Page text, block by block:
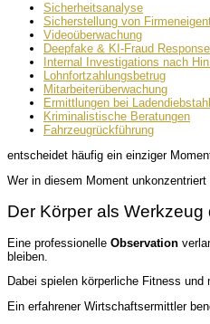
Sicherheitsanalyse
Sicherstellung von
Videoüberwachung
Deepfake & KI-Fraud Response
Internal Investigations nach
Lohnfortzahlungsbetrug
Mitarbeiterüberwachung
Ermittlungen bei Ladendiebstahl
Kriminalistische Beratungen
Fahrzeugrückführung
entscheidet häufig ein einziger
Wer in diesem Moment
Der Körper als Werkzeug
Eine professionelle Observation
bleiben.
Dabei spielen körperliche Fitness
Ein erfahrener Wirtschaftsermittler